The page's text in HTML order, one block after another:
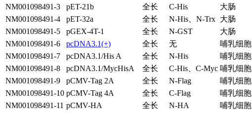
NM001098491-3
pET-21b 全长 C-His 大肠
NM001098491-4
pET-32a 全长 N-His、N-Trx 大肠
NM001098491-5
pGEX-4T-1 全长 N-GST 大肠
NM001098491-6
pcDNA3.1(+) 全长 无 哺乳细胞
NM001098491-7
pcDNA3.1/His A 全长 N-His 哺乳细胞
NM001098491-8
pcDNA3.1/MycHisA 全长 C-His、C-Myc 哺乳细胞
NM001098491-9
pCMV-Tag 2A 全长 N-Flag 哺乳细胞
NM001098491-10 pCMV-Tag 4A 全长 C-Flag 哺乳细胞
NM001098491-11 pCMV-HA 全长 N-HA 哺乳细胞